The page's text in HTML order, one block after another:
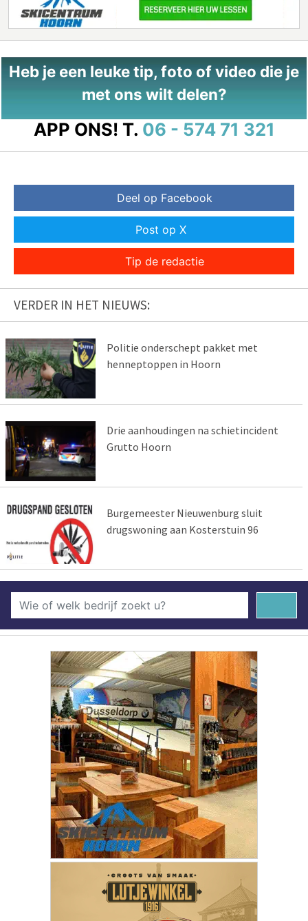
Heb je een leuke tip, foto of video die je
met ons wilt delen?
APP ONS! T. 06 - 574 71 321
Deel op Facebook
Post op X
Tip de redactie
VERDER IN HET NIEUWS:
Politie onderschept pakket met
henneptoppen in Hoorn
Drie aanhoudingen na schietincident
Grutto Hoorn
Burgemeester Nieuwenburg sluit
drugswoning aan Kosterstuin 96